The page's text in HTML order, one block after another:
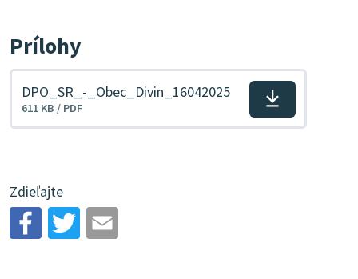
Prílohy
Stiahnuť
DPO_SR_-_Obec_Divin_16042025
611 KB / PDF
Zdieľajte